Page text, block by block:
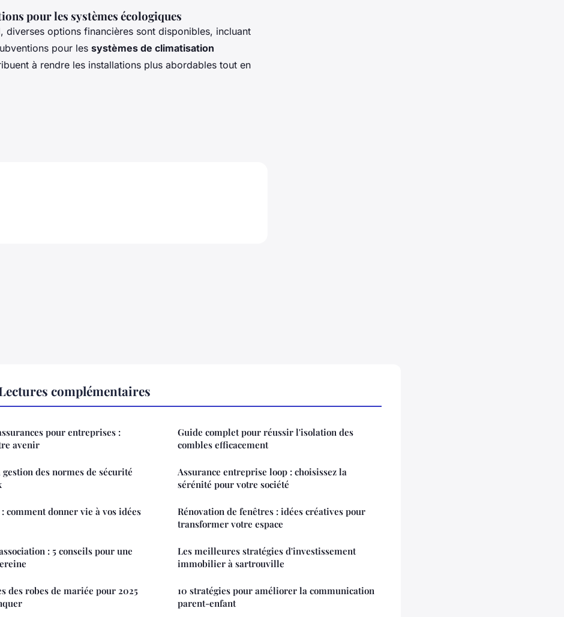
pour les systèmes écologiques
diverses options financières sont disponibles, incluant
pour les systèmes de climatisation
à rendre les installations plus abordables tout en
complémentaires
pour entreprises :
avenir
des normes de sécurité
comment donner vie à vos idées
: 5 conseils pour une
des robes de mariée pour 2025
Guide complet pour réussir l'isolation des
combles efficacement
Assurance entreprise loop : choisissez la
sérénité pour votre société
Rénovation de fenêtres : idées créatives pour
transformer votre espace
Les meilleures stratégies d'investissement
immobilier à sartrouville
10 stratégies pour améliorer la communication
parent-enfant